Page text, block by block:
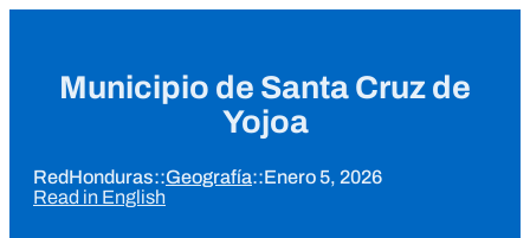
Municipio de Santa Cruz de
Yojoa
RedHonduras::Geografía::Enero 5, 2026
Read in English